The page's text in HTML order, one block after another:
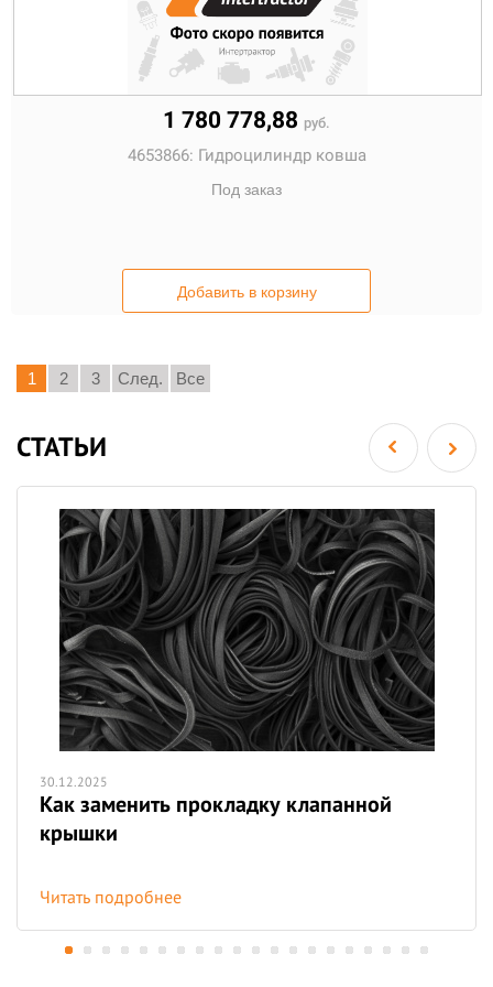
1 780 778,88 руб.
4653866: Гидроцилиндр ковша
Под заказ
Добавить в корзину
1 2 3 След. Все
СТАТЬИ
30.12.2025
Как заменить прокладку клапанной
крышки
Читать подробнее